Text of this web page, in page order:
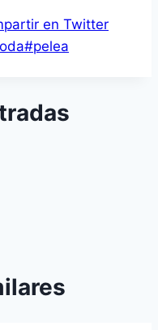
en Twitter
#pelea